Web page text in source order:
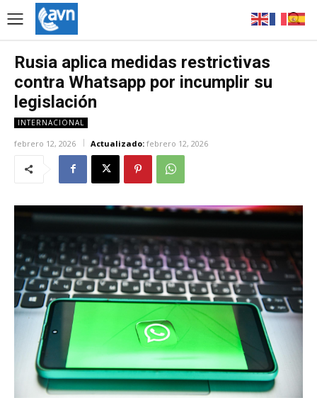
Rusia aplica medidas restrictivas
contra Whatsapp por incumplir su
legislación
INTERNACIONAL
febrero 12, 2026 Actualizado: febrero 12, 2026